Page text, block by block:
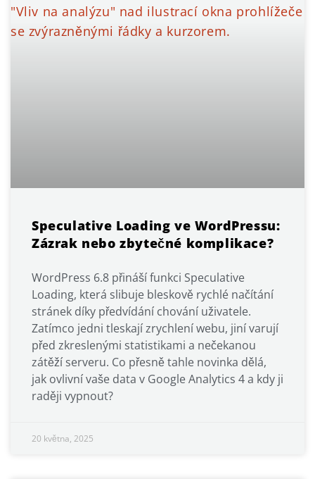
Speculative Loading ve WordPressu:
Zázrak nebo zbytečné komplikace?
WordPress 6.8 přináší funkci Speculative
Loading, která slibuje bleskově rychlé načítání
stránek díky předvídání chování uživatele.
Zatímco jedni tleskají zrychlení webu, jiní varují
před zkreslenými statistikami a nečekanou
zátěží serveru. Co přesně tahle novinka dělá,
jak ovlivní vaše data v Google Analytics 4 a kdy ji
raději vypnout?
20 května, 2025